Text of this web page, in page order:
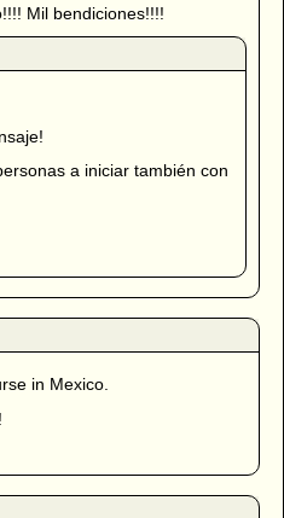
Mil bendiciones!!!!
a iniciar también con
in Mexico.